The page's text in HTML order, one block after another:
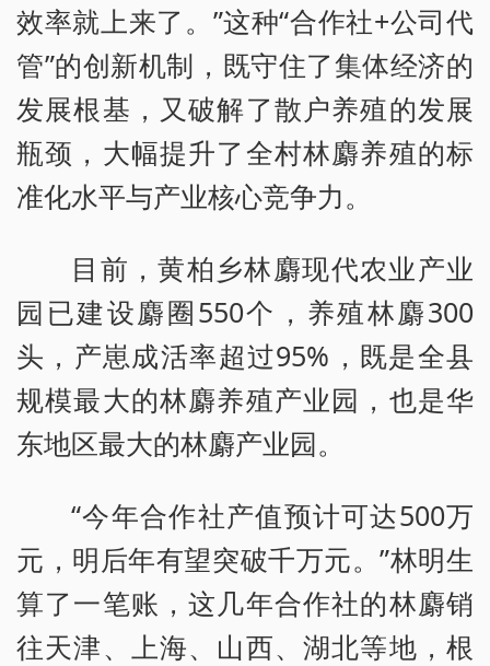
效率就上来了。”这种“合作社+公司代
管”的创新机制，既守住了集体经济的
发展根基，又破解了散户养殖的发展
瓶颈，大幅提升了全村林麝养殖的标
准化水平与产业核心竞争力。
目前，黄柏乡林麝现代农业产业
园已建设麝圈550个，养殖林麝300
头，产崽成活率超过95%，既是全县
规模最大的林麝养殖产业园，也是华
东地区最大的林麝产业园。
“今年合作社产值预计可达500万
元，明后年有望突破千万元。”林明生
算了一笔账，这几年合作社的林麝销
往天津、上海、山西、湖北等地，根